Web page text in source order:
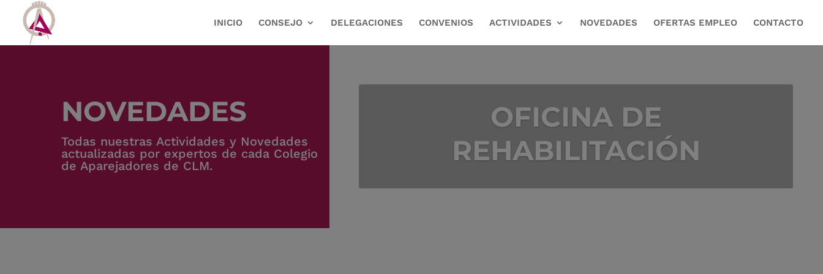
INICIO CONSEJO DELEGACIONES CONVENIOS ACTIVIDADES NOVEDADES OFERTAS EMPLEO CONTACTO
NOVEDADES
Todas nuestras Actividades y Novedades
actualizadas por expertos de cada Colegio
de Aparejadores de CLM.
OFICINA DE
REHABILITACIÓN